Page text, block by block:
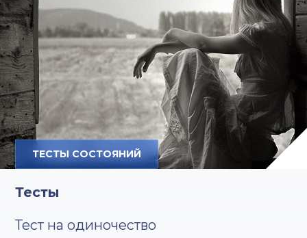
ТЕСТЫ СОСТОЯНИЙ
Тесты
Тест на одиночество